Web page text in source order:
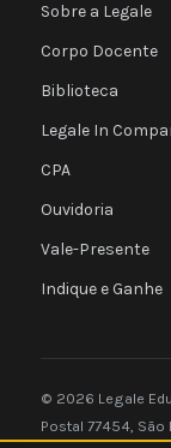
Sobre a Legale
Corpo Docente
Biblioteca
Legale In
CPA
Ouvidoria
Vale-Presente
Indique e Ganhe
© 2026 Legale
Postal 77454, São